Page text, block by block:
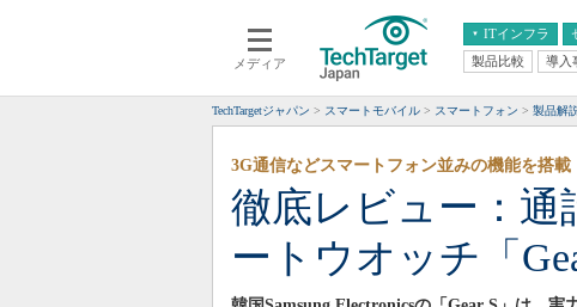
メディア
ITインフラ
クラウド
スマートモバイル
ネットワーク
システム運用管理
エンタープライズAI
ERP
CX
情報系システム
製品比較 導入
TechTargetジャパン スマートモバイル スマートフォン 製品解
徹底レビュー：通
ートウオッチ「
3G通信などスマートフォン並みの機能を搭載